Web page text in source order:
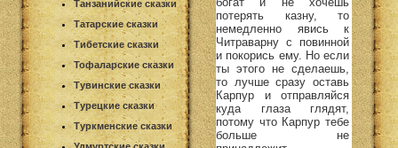
Танзанийские сказки
Татарские сказки
Тибетские сказки
Тофаларские сказки
Тувинские сказки
Турецкие сказки
Туркменские сказки
потерять казну, то
немедленно явись к
Читраварну с повинной
и покорись ему. Но если
ты этого не сделаешь,
то лучше сразу оставь
Карпур и отправляйся
куда глаза глядят,
потому что Карпур тебе
больше не